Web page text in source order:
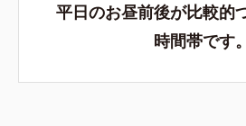
平日のお昼前後が比較的
時間帯です。